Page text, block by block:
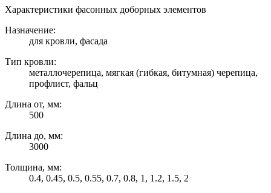
Характеристики фасонных доборных элементов
Назначение:
для кровли, фасада
Тип кровли:
металлочерепица, мягкая (гибкая, битумная) черепица,
профлист, фальц
Длина от, мм:
500
Длина до, мм:
3000
Толщина, мм:
0.4, 0.45, 0.5, 0.55, 0.7, 0.8, 1, 1.2, 1.5, 2